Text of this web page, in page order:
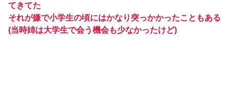
てきてた
それが嫌で小学生の頃にはかなり突っかかったこともある
(当時姉は大学生で会う機会も少なかったけど)